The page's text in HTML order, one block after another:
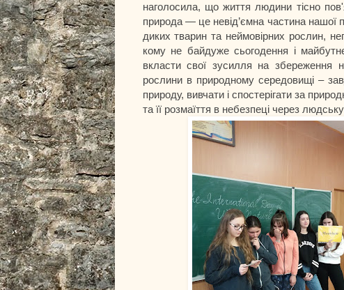
наголосила, що життя людини тісно
природа — це невід’ємна частина нашої
диких тварин та неймовірних рослин,
кому не байдуже сьогодення і
вкласти свої зусилля на збереження
рослини в природному середовищі –
природу, вивчати і спостерігати за
та її розмаїття в небезпеці через